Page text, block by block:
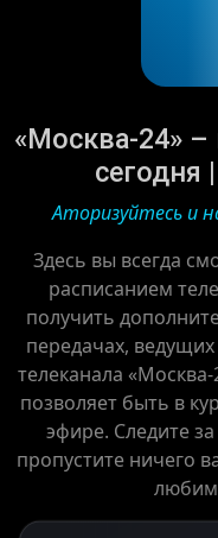
«Москва-24» –
сегодня
Аторизуйтесь и
Здесь вы всегда
расписанием
получить
передачах,
телеканала
позволяет быть в
эфире. Следите
пропустите ничего